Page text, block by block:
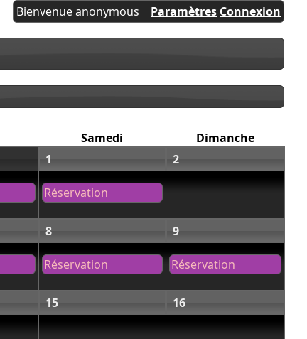
Bienvenue anonymous Paramètres Connexion
Samedi
Dimanche
1
Réservation
2
8
Réservation
9
Réservation
15 16